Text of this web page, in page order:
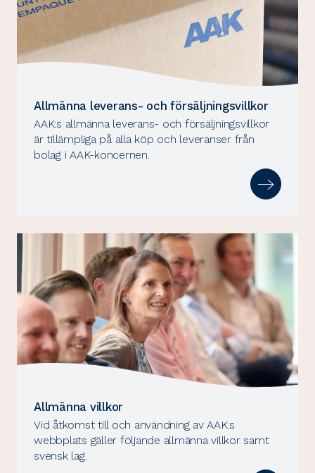
Allmänna leverans- och försäljningsvillkor
AAK:s allmänna leverans- och försäljningsvillkor
är tillämpliga på alla köp och leveranser från
bolag i AAK-koncernen.
Allmänna villkor
Vid åtkomst till och användning av AAK:s
webbplats gäller följande allmänna villkor samt
svensk lag.